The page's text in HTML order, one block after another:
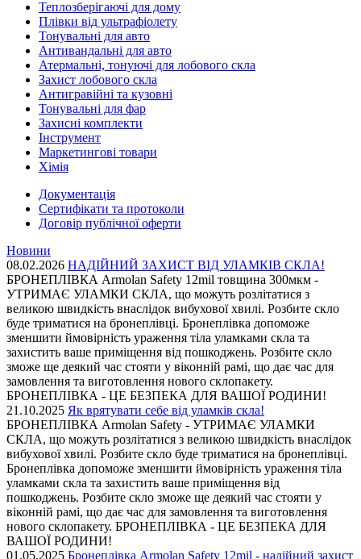
Теплозберігаючі для дому
Плівки від ультрафіолету
Тонувальні для авто
Антивандальні для авто
Атермальні, тонуючі для лобового скла
Захист лобового скла
Антигравійні та кузовні
Тонувальні для фар
Захисні комплекти
Інструмент
Маркетингові товари
Хімія
Документація
Сертифікати та протоколи
Договір публічної оферти
Новини
08.02.2026 НАДІЙНИЙ ЗАХИСТ ВІД УЛАМКІВ СКЛА!
БРОНЕПЛІВКА Armolan Safety 12mil товщина 300мкм -
УТРИМАЄ УЛАМКИ СКЛА, що можуть розлітатися з
великою швидкість внаслідок вибухової хвилі. Розбите скло
буде триматися на бронеплівці. Бронеплівка допоможе
зменшити ймовірність ураження тіла уламками скла та
захистить ваше приміщення від пошкоджень. Розбите скло
зможе ще деякий час стояти у віконній рамі, що дає час для
замовлення та виготовлення нового склопакету.
БРОНЕПЛІВКА - ЦЕ БЕЗПЕКА ДЛЯ ВАШОЇ РОДИНИ!
21.10.2025 Як врятувати себе від уламків скла!
БРОНЕПЛІВКА Armolan Safety - УТРИМАЄ УЛАМКИ
СКЛА, що можуть розлітатися з великою швидкість внаслідок
вибухової хвилі. Розбите скло буде триматися на бронеплівці.
Бронеплівка допоможе зменшити ймовірність ураження тіла
уламками скла та захистить ваше приміщення від
пошкоджень. Розбите скло зможе ще деякий час стояти у
віконній рамі, що дає час для замовлення та виготовлення
нового склопакету. БРОНЕПЛІВКА - ЦЕ БЕЗПЕКА ДЛЯ
ВАШОЇ РОДИНИ!
01.05.2025 Бронеплівка Armolan Safety 12mil - надійний захист